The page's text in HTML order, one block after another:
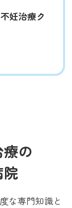
妊治療ク
の
な専門知識と